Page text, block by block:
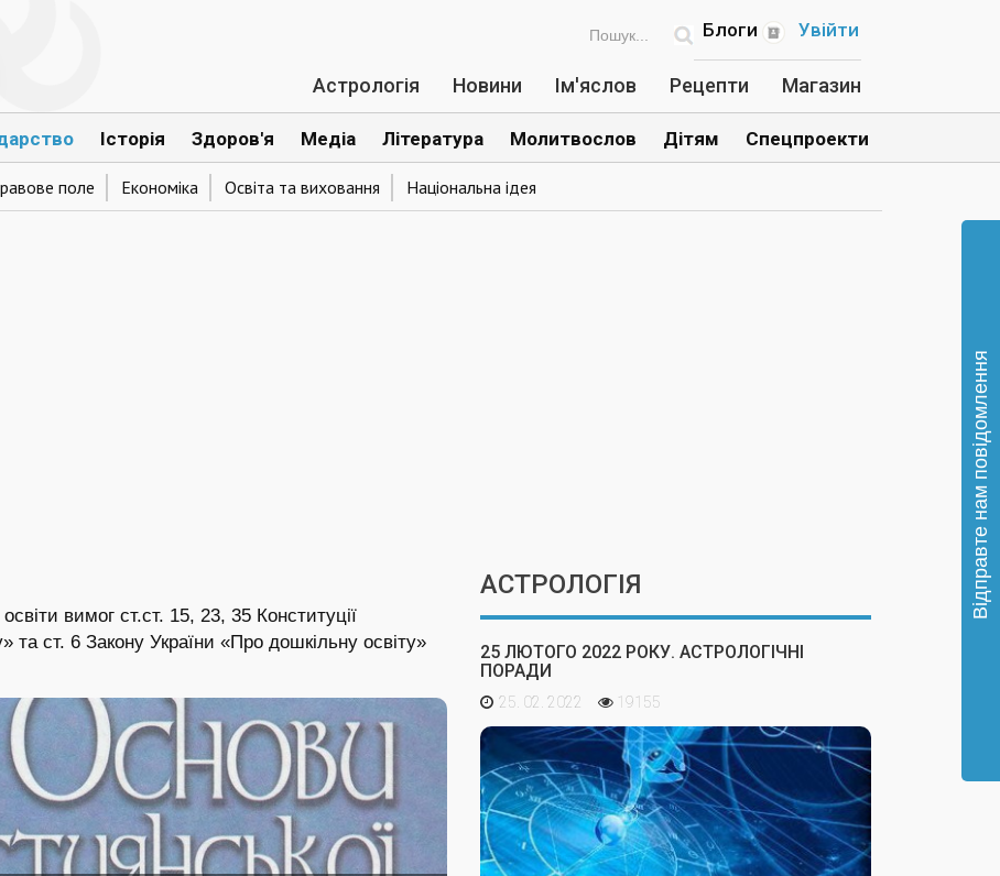
Увійти
Блоги
Астрологія Новини Ім'яслов Рецепти Магазин
поле Економіка Освіта та виховання Національна ідея
Історія Здоров'я Медіа Література Молитвослов Дітям Спецпроекти
вимог ст.ст. 15, 23, 35 Конституції
та ст. 6 Закону України «Про дошкільну освіту»
АСТРОЛОГІЯ
25 ЛЮТОГО 2022 РОКУ. АСТРОЛОГІЧНІ
ПОРАДИ
25. 02. 2022 19155
Відправте нам повідомлення